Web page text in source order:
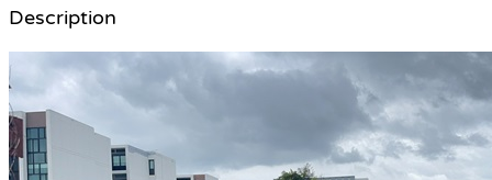
Description